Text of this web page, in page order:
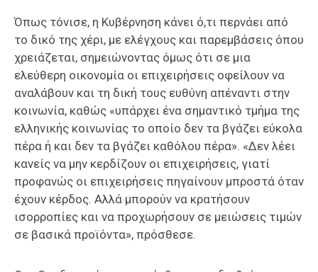
Όπως τόνισε, η Κυβέρνηση κάνει ό,τι περνάει από
το δικό της χέρι, με ελέγχους και παρεμβάσεις όπου
χρειάζεται, σημειώνοντας όμως ότι σε μια
ελεύθερη οικονομία οι επιχειρήσεις οφείλουν να
αναλάβουν και τη δική τους ευθύνη απέναντι στην
κοινωνία, καθώς «υπάρχει ένα σημαντικό τμήμα της
ελληνικής κοινωνίας το οποίο δεν τα βγάζει εύκολα
πέρα ή και δεν τα βγάζει καθόλου πέρα». «Δεν λέει
κανείς να μην κερδίζουν οι επιχειρήσεις, γιατί
προφανώς οι επιχειρήσεις πηγαίνουν μπροστά όταν
έχουν κέρδος. Αλλά μπορούν να κρατήσουν
ισορροπίες και να προχωρήσουν σε μειώσεις τιμών
σε βασικά προϊόντα», πρόσθεσε.